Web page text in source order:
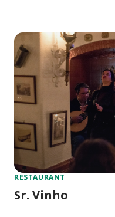
RESTAURANT
Sr. Vinho